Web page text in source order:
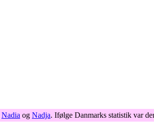
Nadia og Nadja. Ifølge Danmarks statistik var